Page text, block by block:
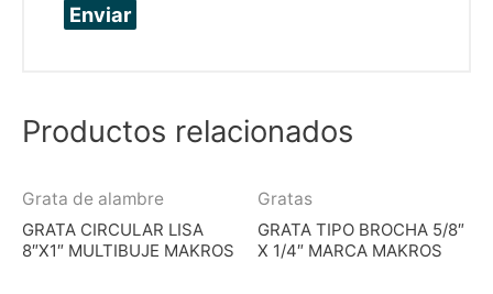
Productos relacionados
Grata de alambre
GRATA CIRCULAR LISA
8″X1″ MULTIBUJE MAKROS
Gratas
GRATA TIPO BROCHA 5/8″
X 1/4″ MARCA MAKROS